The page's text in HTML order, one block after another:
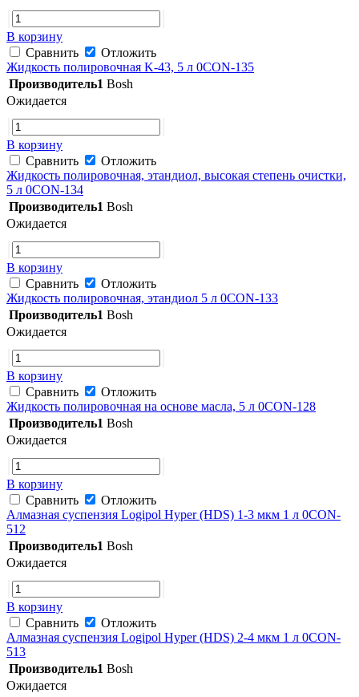
В корзину
Сравнить
Отложить
Жидкость полировочная K-43, 5 л 0CON-135
Производитель1 Bosh
Ожидается
В корзину
Сравнить
Отложить
Жидкость полировочная, этандиол, высокая степень очистки,
5 л 0CON-134
Производитель1 Bosh
Ожидается
В корзину
Сравнить
Отложить
Жидкость полировочная, этандиол 5 л 0CON-133
Производитель1 Bosh
Ожидается
В корзину
Сравнить
Отложить
Жидкость полировочная на основе масла, 5 л 0CON-128
Производитель1 Bosh
Ожидается
В корзину
Сравнить
Отложить
Алмазная суспензия Logipol Hyper (HDS) 1-3 мкм 1 л 0CON-
512
Производитель1 Bosh
Ожидается
В корзину
Сравнить
Отложить
Алмазная суспензия Logipol Hyper (HDS) 2-4 мкм 1 л 0CON-
513
Производитель1 Bosh
Ожидается